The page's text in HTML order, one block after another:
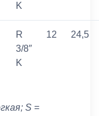
K
R
3/8″
K
12 24,5
S =